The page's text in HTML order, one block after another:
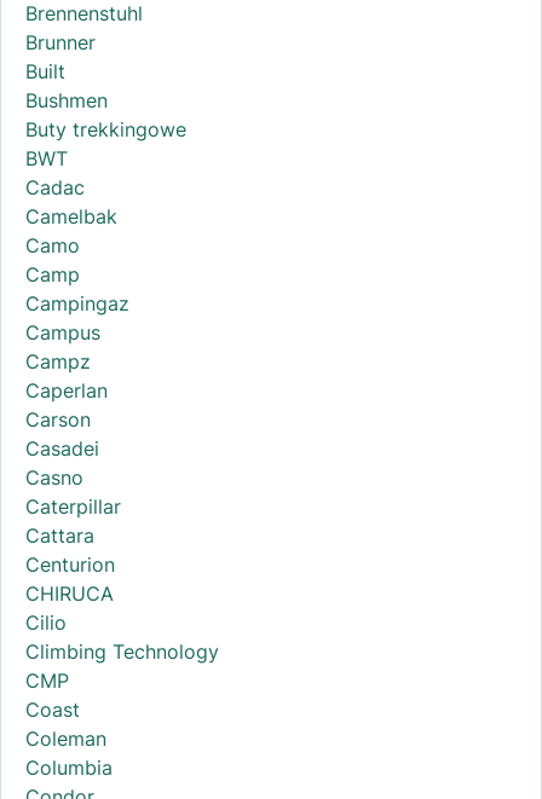
Brennenstuhl
Brunner
Built
Bushmen
Buty trekkingowe
BWT
Cadac
Camelbak
Camo
Camp
Campingaz
Campus
Campz
Caperlan
Carson
Casadei
Casno
Caterpillar
Cattara
Centurion
CHIRUCA
Cilio
Climbing Technology
CMP
Coast
Coleman
Columbia